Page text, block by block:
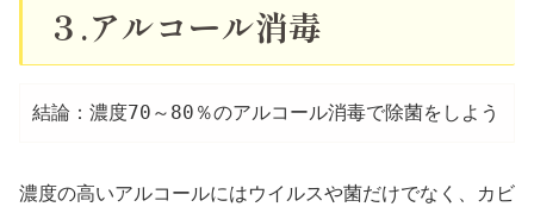
３.アルコール消毒
結論：濃度70～80％のアルコール消毒で除菌をしよう
濃度の高いアルコールにはウイルスや菌だけでなく、カビ